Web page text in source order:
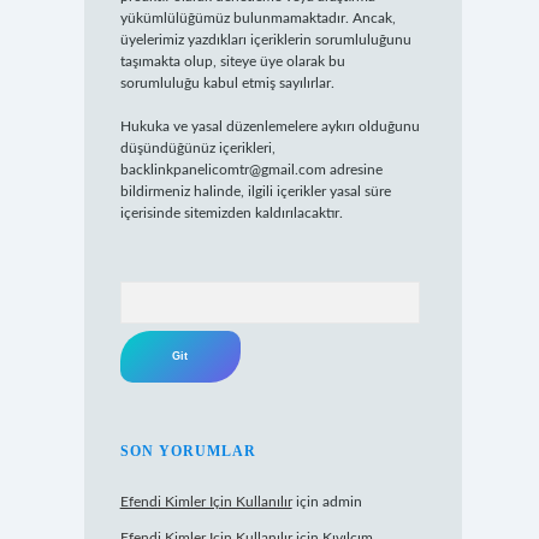
yükümlülüğümüz bulunmamaktadır. Ancak,
üyelerimiz yazdıkları içeriklerin sorumluluğunu
taşımakta olup, siteye üye olarak bu
sorumluluğu kabul etmiş sayılırlar.
Hukuka ve yasal düzenlemelere aykırı olduğunu
düşündüğünüz içerikleri,
backlinkpanelicomtr@gmail.com adresine
bildirmeniz halinde, ilgili içerikler yasal süre
içerisinde sitemizden kaldırılacaktır.
SON YORUMLAR
Efendi Kimler Için Kullanılıriçin admin